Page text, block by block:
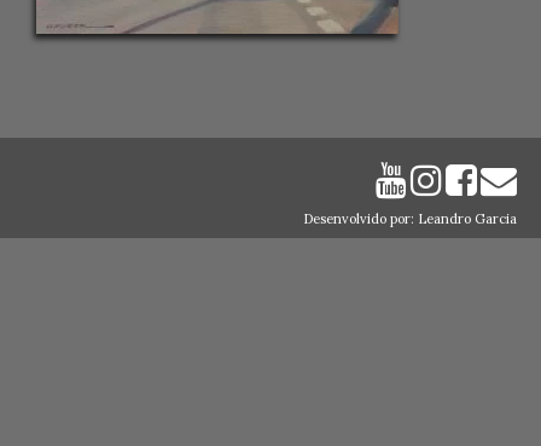
Desenvolvido por: Leandro Garcia